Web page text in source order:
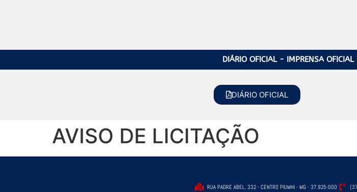
DIÁRIO OFICIAL - IMPRENSA
DIÁRIO OFICIAL
AVISO DE LICITAÇÃO
RUA PADRE ABEL, 332 - CENTRO PIUMHI - MG - 37.925-000